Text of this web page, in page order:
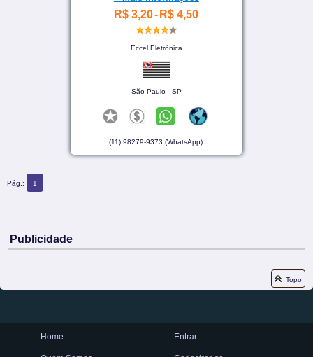
R$ 3,20- R$ 4,50
Eccel Eletrônica
São Paulo - SP
(11) 98279-9373 (WhatsApp)
Pág.: 1
Publicidade
Topo
Home Entrar